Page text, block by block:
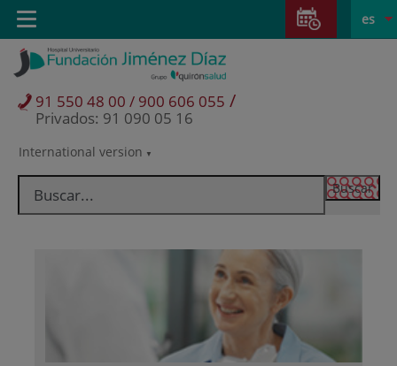
Saltar al contenido
Saltar
contenido
Selector
idioma
activo
es
International version
91 550 48 00 / 900 606 055 /
Privados: 91 090 05 16
Toggle
navigation